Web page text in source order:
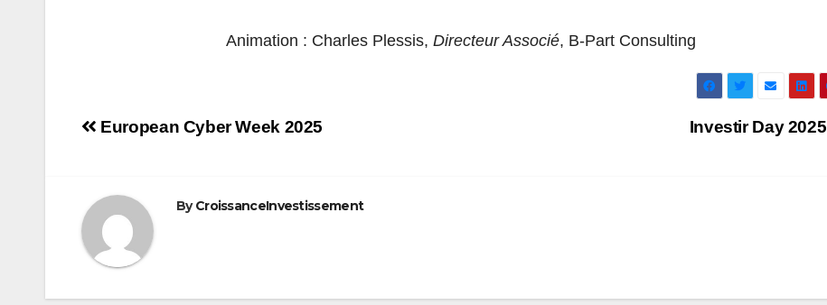
Animation : Charles Plessis,Directeur Associé, B-Part Consulting
Navigation
l’article
Investir Day 2025
European Cyber Week 2025
ByCroissanceInvestissement